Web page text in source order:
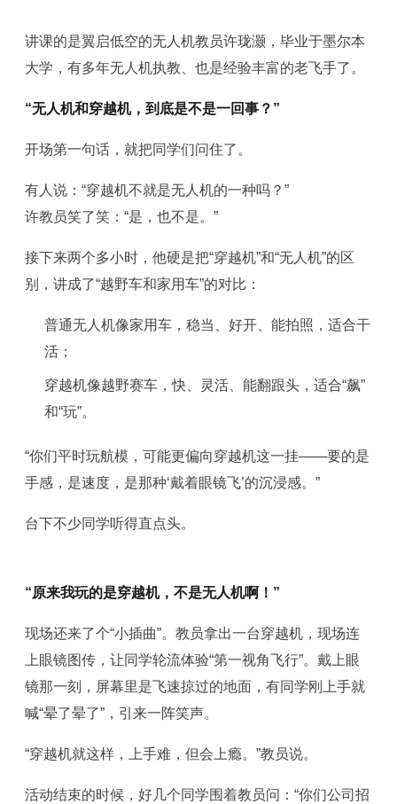
讲课的是翼启低空的无人机教员许珑灏，毕业于墨尔本
大学，有多年无人机执教、也是经验丰富的老飞手了。
“无人机和穿越机，到底是不是一回事？”
开场第一句话，就把同学们问住了。
有人说：“穿越机不就是无人机的一种吗？”
许教员笑了笑：“是，也不是。”
接下来两个多小时，他硬是把“穿越机”和“无人机”的区
别，讲成了“越野车和家用车”的对比：
普通无人机像家用车，稳当、好开、能拍照，适合干
活；
穿越机像越野赛车，快、灵活、能翻跟头，适合“飙”
和“玩”。
“你们平时玩航模，可能更偏向穿越机这一挂——要的是
手感，是速度，是那种‘戴着眼镜飞’的沉浸感。”
台下不少同学听得直点头。
“原来我玩的是穿越机，不是无人机啊！”
现场还来了个“小插曲”。教员拿出一台穿越机，现场连
上眼镜图传，让同学轮流体验“第一视角飞行”。戴上眼
镜那一刻，屏幕里是飞速掠过的地面，有同学刚上手就
喊“晕了晕了”，引来一阵笑声。
“穿越机就这样，上手难，但会上瘾。”教员说。
活动结束的时候，好几个同学围着教员问：“你们公司招